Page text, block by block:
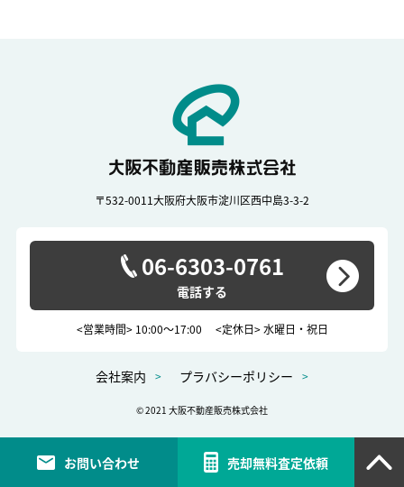
お問い合わせ 売却無料査定依頼
〒532-0011大阪府大阪市淀川区西中島3-3-2
06-6303-0761
<営業時間> 10:00～17:00 <定休日> 水曜日・祝日
会社案内 プラバシーポリシー
© 2021 大阪不動産販売株式会社